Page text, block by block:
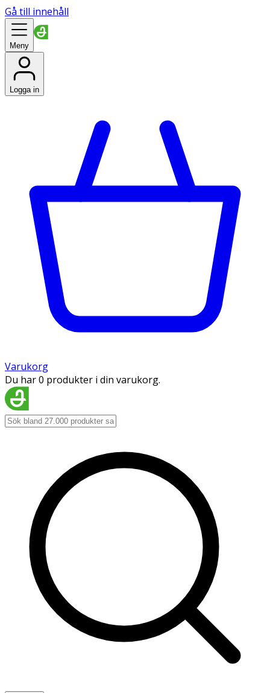
Gå till innehåll
Meny
Logga in
Varukorg
Du har 0 produkter i din varukorg.